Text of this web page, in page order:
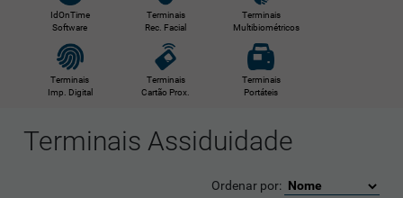
IdOnTime
Software
Terminais
Rec. Facial
Terminais
Multibiométricos
Terminais
Imp. Digital
Terminais
Cartão Prox.
Terminais
Portáteis
Terminais Assiduidade
Ordenar por: